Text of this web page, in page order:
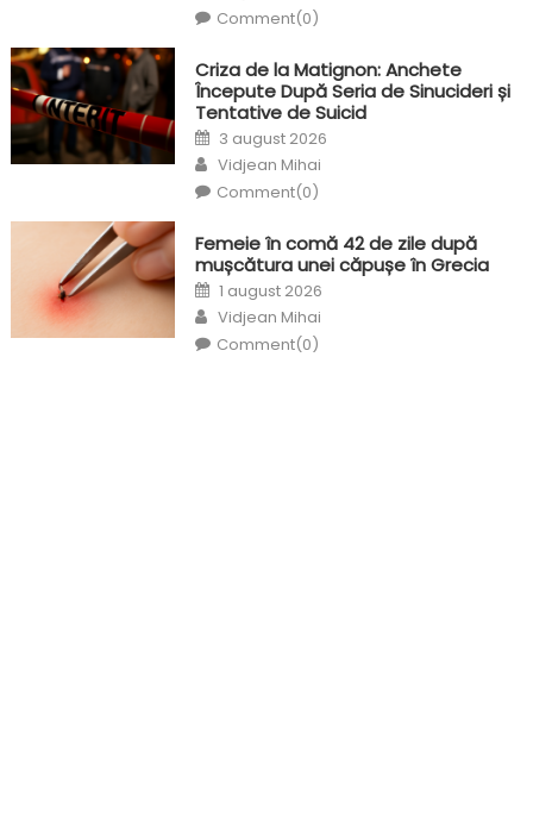
Comment(0)
Criza de la Matignon: Anchete
Începute După Seria de Sinucideri și
Tentative de Suicid
Posted
on
3 august 2026
Author
Vidjean Mihai
Comment(0)
Femeie în comă 42 de zile după
mușcătura unei căpușe în Grecia
Posted
on
1 august 2026
Author
Vidjean Mihai
Comment(0)